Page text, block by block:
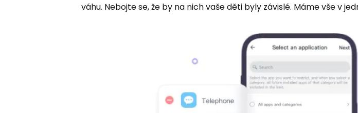
váhu. Nebojte se, že by na nich vaše děti byly závislé. Máme vše v